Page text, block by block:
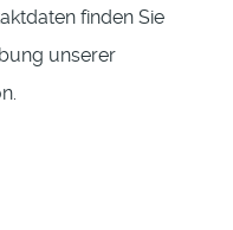
finden Sie
unserer